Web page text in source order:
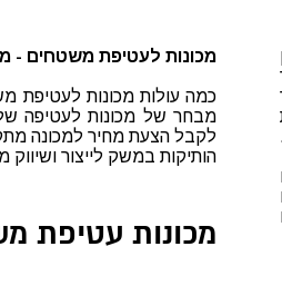
מכונות לעטיפת משטחים -
כמה עולות מכונות לעטיפת
מבחר של מכונות לעטיפה
לקבל הצעת מחיר למכונה
הותיקות במשק לייצור ושיווק
מכונות עטיפת